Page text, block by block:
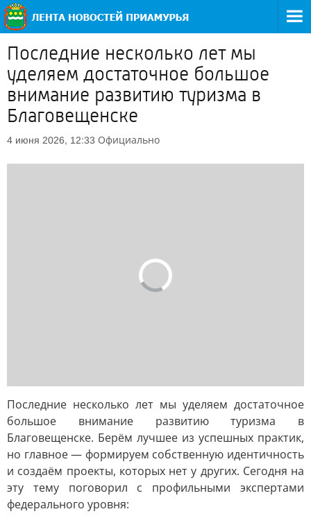
Последние несколько лет мы
уделяем достаточное большое
внимание развитию туризма в
Благовещенске
4 июня 2026, 12:33 Официально
Последние несколько лет мы уделяем достаточное
большое внимание развитию туризма в
Благовещенске. Берём лучшее из успешных практик,
но главное — формируем собственную идентичность
и создаём проекты, которых нет у других. Сегодня на
эту тему поговорил с профильными экспертами
федерального уровня: